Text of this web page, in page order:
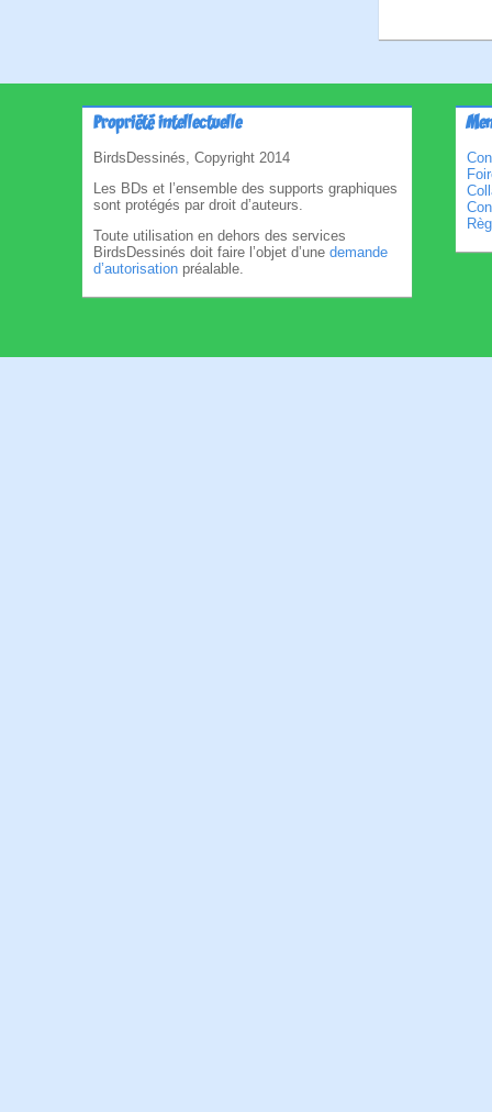
Propriété intellectuelle
BirdsDessinés, Copyright 2014
Les BDs et l’ensemble des supports graphiques
sont protégés par droit d’auteurs.
Toute utilisation en dehors des services
BirdsDessinés doit faire l’objet d’une demande
d’autorisation préalable.